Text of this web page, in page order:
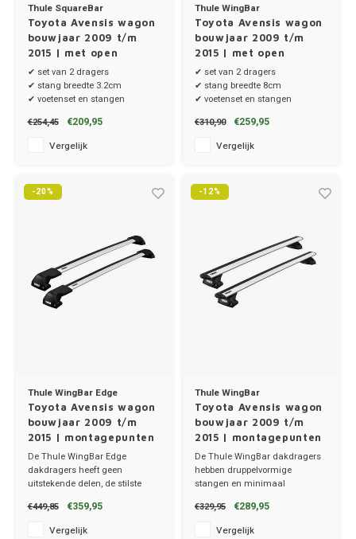
Volvo
Thule SquareBar
Toyota Avensis wagon
bouwjaar 2009 t/m
2015 | met open
dakrailing
✔ set van 2 dragers
✔ stang breedte 3.2cm
✔ voetenset en stangen
€254,45
€209,95
Vergelijk
Thule WingBar
Toyota Avensis wagon
bouwjaar 2009 t/m
2015 | met open
dakrailing
✔ set van 2 dragers
✔ stang breedte 8cm
✔ voetenset en stangen
€310,90
€259,95
Vergelijk
-20%
Thule WingBar Edge
Toyota Avensis wagon
bouwjaar 2009 t/m
2015 | montagepunten
in de sierrailing
De Thule WingBar Edge
dakdragers heeft geen
uitstekende delen, de stilste
✔ set van 2 dragers
✔ stang breedte 8cm
€449,85 €359,95
Vergelijk
-12%
Thule WingBar
Toyota Avensis wagon
bouwjaar 2009 t/m
2015 | montagepunten
in de sierrailing
De Thule WingBar dakdragers
hebben druppelvormige
stangen en minimaal
✔ set van 2 dragers
✔ stang breedte 8cm
€329,95 €289,95
Vergelijk